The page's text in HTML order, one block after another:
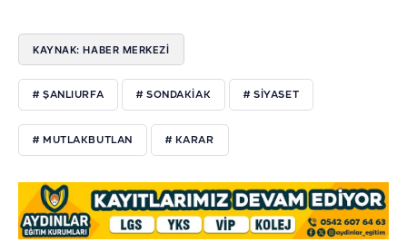
KAYNAK: HABER MERKEZİ
# ŞANLIURFA # SONDAKIAK # SIYASET
# MUTLAKBUTLAN # KARAR